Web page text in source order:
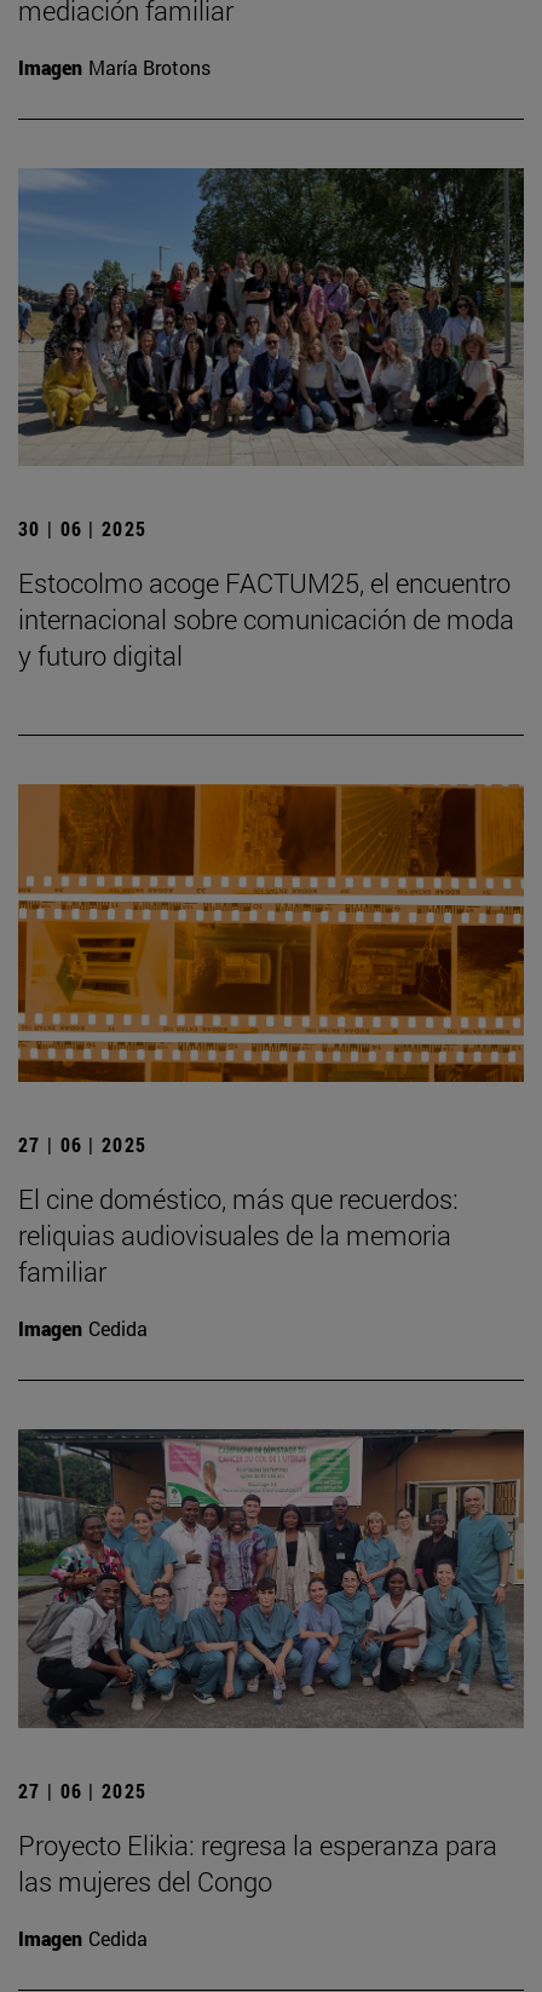
mediación familiar
Imagen María Brotons
30 | 06 | 2025
Estocolmo acoge FACTUM25, el encuentro
internacional sobre comunicación de moda
y futuro digital
27 | 06 | 2025
El cine doméstico, más que recuerdos:
reliquias audiovisuales de la memoria
familiar
Imagen Cedida
27 | 06 | 2025
Proyecto Elikia: regresa la esperanza para
las mujeres del Congo
Imagen Cedida